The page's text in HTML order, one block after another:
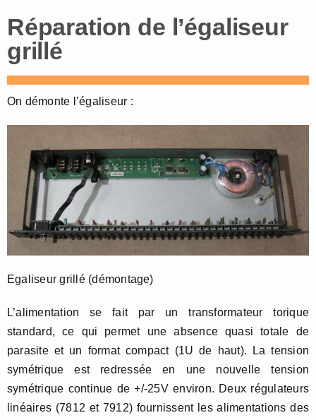
Réparation de l’égaliseur
grillé
On démonte l’égaliseur :
Egaliseur grillé (démontage)
L’alimentation se fait par un transformateur torique
standard, ce qui permet une absence quasi totale de
parasite et un format compact (1U de haut). La tension
symétrique est redressée en une nouvelle tension
symétrique continue de +/-25V environ. Deux régulateurs
linéaires (7812 et 7912) fournissent les alimentations des